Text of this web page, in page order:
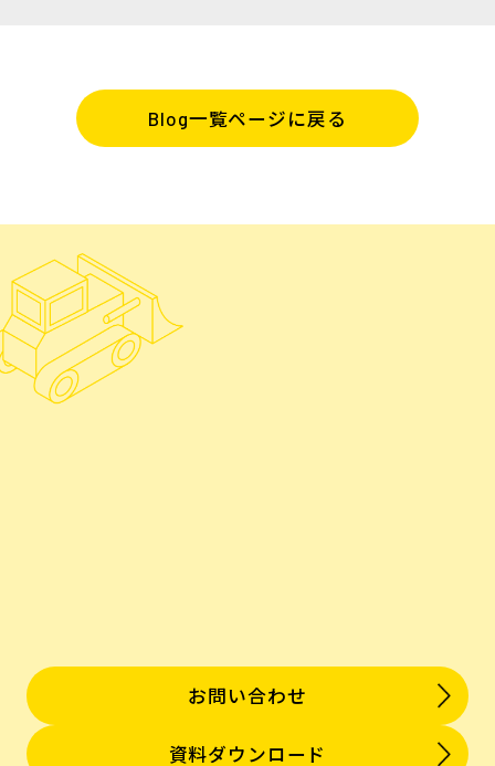
Blog一覧ページに戻る
お問い合わせ
資料ダウンロード